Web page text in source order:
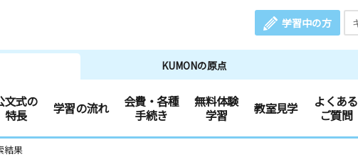
学習中の方
KUMONの原点
文式の
特長
学習の流れ
会費・各種
手続き
無料体験
学習
教室見学
よくある
ご質問
結果